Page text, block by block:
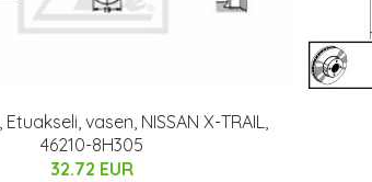
vasen, NISSAN X-TRAIL,
46210-8H305
32.72 EUR